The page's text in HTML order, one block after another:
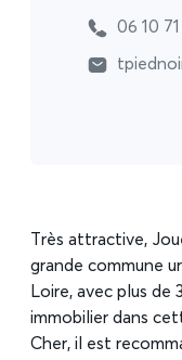
Très attractive,
grande commune
Loire, avec plus de
immobilier dans
Cher, il est
06 10